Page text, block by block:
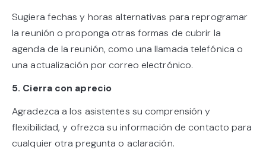
Sugiera fechas y horas alternativas para reprogramar
la reunión o proponga otras formas de cubrir la
agenda de la reunión, como una llamada telefónica o
una actualización por correo electrónico.
5. Cierra con aprecio
Agradezca a los asistentes su comprensión y
flexibilidad, y ofrezca su información de contacto para
cualquier otra pregunta o aclaración.